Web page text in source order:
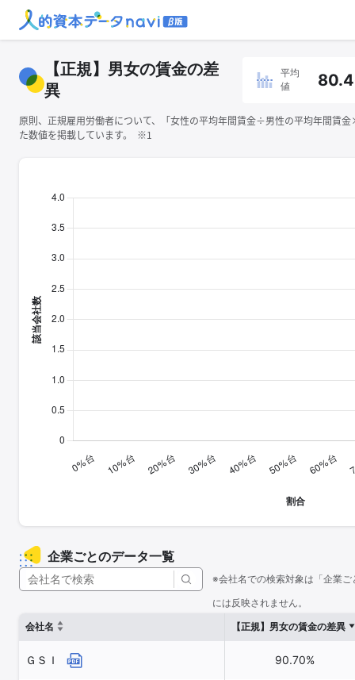
【正規】男女の賃金の差
異
平均
値
原則、正規雇用労働者について、「女性の平均年間賃金÷男性の平均年間賃
た数値を掲載しています。 ※1
企業ごとのデータ一覧
※会社名での検索対象は「企業
には反映されません。
会社名
【正規】男女の賃金の差異
ＧＳＩ 90.70%